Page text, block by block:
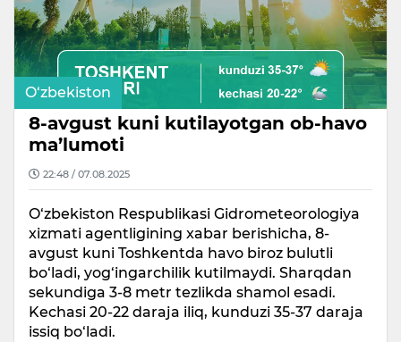
O‘zbekiston
8-avgust kuni kutilayotgan ob-havo
ma’lumoti
22:48 / 07.08.2025
O‘zbekiston Respublikasi Gidrometeorologiya
xizmati agentligining xabar berishicha, 8-
avgust kuni Toshkentda havo biroz bulutli
bo‘ladi, yog‘ingarchilik kutilmaydi. Sharqdan
sekundiga 3-8 metr tezlikda shamol esadi.
Kechasi 20-22 daraja iliq, kunduzi 35-37 daraja
issiq bo‘ladi.